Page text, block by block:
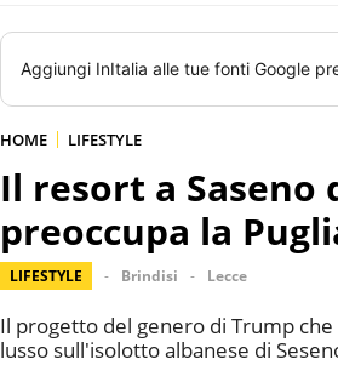
Aggiungi InItalia alle tue fonti Google
HOME LIFESTYLE
Il resort a Saseno
preoccupa la
LIFESTYLE Brindisi Lecce
Il progetto del genero di Trump
lusso sull'isolotto albanese di